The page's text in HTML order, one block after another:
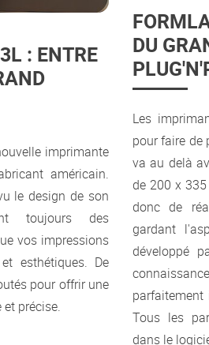
: ENTRE
imprimante
américain.
le design de son
toujours des
vos impressions
esthétiques. De
pour offrir une
précise.
DU
Les
pour faire de
va au delà
de 200 x
donc de
gardant
développé
Tous les
dans le